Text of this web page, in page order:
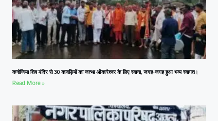
कनोजिया शिव मंदिर से 30 कावड़ियों का जत्था ओंकारेश्वर के लिए रवाना, जगह-जगह हुआ भव्य स्वागत।
Read More »